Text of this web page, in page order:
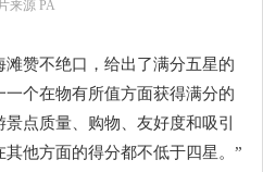
来源 PA
滩赞不绝口，给出了满分五星的
个在物有所值方面获得满分的
点质量、购物、友好度和吸引
他方面的得分都不低于四星。”